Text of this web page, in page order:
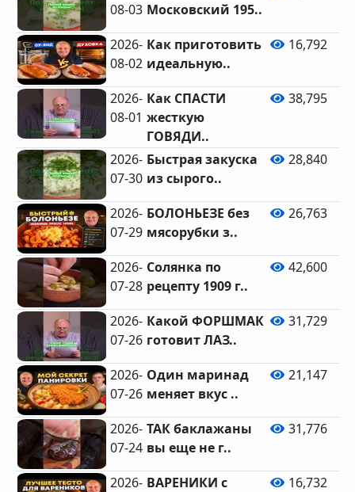
08-03 Московский 195..
2026-
08-02
Как приготовить
идеальную..
16,792
2026-
08-01
Как СПАСТИ
жесткую
ГОВЯДИ..
38,795
2026-
07-30
Быстрая закуска
из сырого..
28,840
2026-
07-29
БОЛОНЬЕЗЕ без
мясорубки з..
26,763
2026-
07-28
Солянка по
рецепту 1909 г..
42,600
2026-
07-26
Какой ФОРШМАК
готовит ЛАЗ..
31,729
2026-
07-26
Один маринад
меняет вкус ..
21,147
2026-
07-24
ТАК баклажаны
вы еще не г..
31,776
2026- ВАРЕНИКИ с
16,732